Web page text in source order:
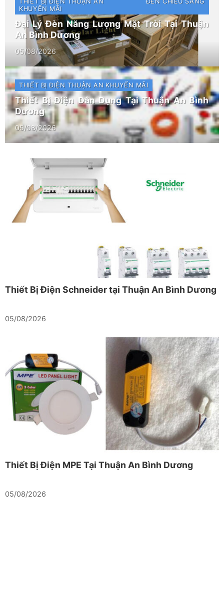
KHUYẾN MÃI
Đại Lý Đèn Năng Lượng Mặt Trời Tại Thuận
An Bình Dương
05/08/2026
THIẾT BỊ ĐIỆN THUẬN AN KHUYẾN MÃI
Thiết Bị Điện Dân Dụng Tại Thuận An Bình
Dương
05/08/2026
Thiết Bị Điện Schneider tại Thuận An Bình Dương
05/08/2026
Thiết Bị Điện MPE Tại Thuận An Bình Dương
05/08/2026